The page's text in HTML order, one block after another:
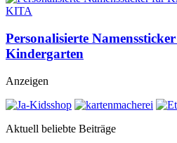
KITA
Personalisierte
Kindergarten
Anzeigen
Aktuell beliebte Beiträge